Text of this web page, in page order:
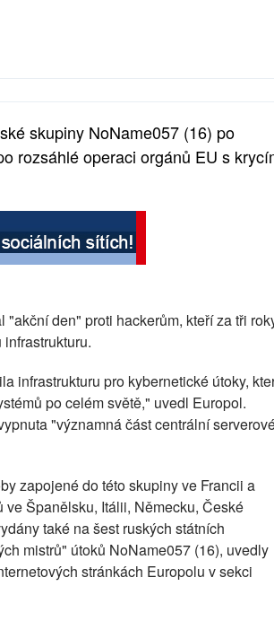
skupiny NoName057 (16) po
rozsáhlé operaci orgánů EU s
den" proti hackerům, kteří za tři
infrastrukturu pro kybernetické útoky,
po celém světě," uvedl Europol.
"významná část centrální
zapojené do této skupiny ve Francii a
Španělsku, Itálii, Německu, České
také na šest ruských státních
mistrů" útoků NoName057 (16), uvedly
stránkách Europolu v sekci